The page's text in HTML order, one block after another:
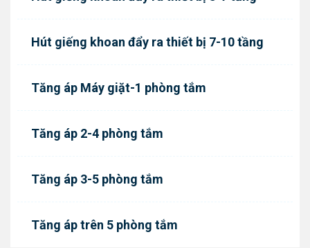
Hút giếng khoan đẩy ra thiết bị 7-10 tầng
Tăng áp Máy giặt-1 phòng tắm
Tăng áp 2-4 phòng tắm
Tăng áp 3-5 phòng tắm
Tăng áp trên 5 phòng tắm